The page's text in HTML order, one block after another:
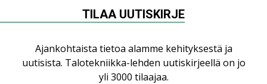
käyttöön kiinteistöissä
Sähköistäminen säästää euroja
KOLUMNI
TILAA UUTISKIRJE
Ajankohtaista tietoa alamme kehityksestä ja
uutisista. Talotekniikka-lehden uutiskirjeellä on jo
yli 3000 tilaajaa.